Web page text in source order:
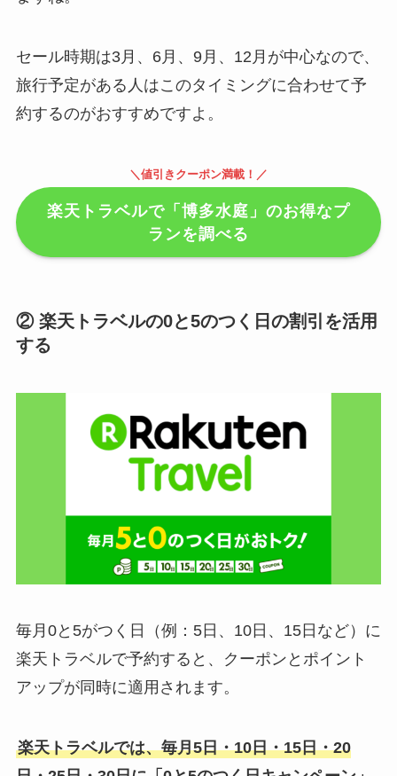
セール時期は3月、6月、9月、12月が中心なので、
旅行予定がある人はこのタイミングに合わせて予
約するのがおすすめですよ。
＼値引きクーポン満載！／
楽天トラベルで「博多水庭」のお得なプ
ランを調べる
② 楽天トラベルの0と5のつく日の割引を活用
する
毎月0と5がつく日（例：5日、10日、15日など）に
楽天トラベルで予約すると、クーポンとポイント
アップが同時に適用されます。
楽天トラベルでは、毎月5日・10日・15日・20